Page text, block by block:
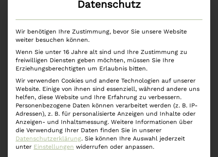
und Übersee erfolgt der Versand mit der
Österreichischen Post AG.
Sollte eine Paketzustellung nicht erfolgreich
verlaufen, weil z.B. das Paket nicht im Paketshop
abgeholt wurde, und in weiterer Folge wieder an
uns retourniert wird, ist eine neuerliche
Zustellung selbstverständlich möglich.
Datenschutz
Wir benötigen Ihre Zustimmung, bevor Sie unsere Website
weiter besuchen können.
Wenn Sie unter 16 Jahre alt sind und Ihre Zustimmung zu
freiwilligen Diensten geben möchten, müssen Sie Ihre
Erziehungsberechtigten um Erlaubnis bitten.
Wir verwenden Cookies und andere Technologien auf unserer
Website. Einige von ihnen sind essenziell, während andere uns
helfen, diese Website und Ihre Erfahrung zu verbessern.
Personenbezogene Daten können verarbeitet werden (z. B. IP-
Adressen), z. B. für personalisierte Anzeigen und Inhalte oder
Anzeigen- und Inhaltsmessung. Weitere Informationen über
die Verwendung Ihrer Daten finden Sie in unserer
Datenschutzerklärung. Sie können Ihre Auswahl jederzeit
unter Einstellungen widerrufen oder anpassen.